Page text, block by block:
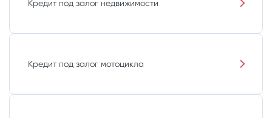
Кредит под залог недвижимости
Кредит под залог мотоцикла